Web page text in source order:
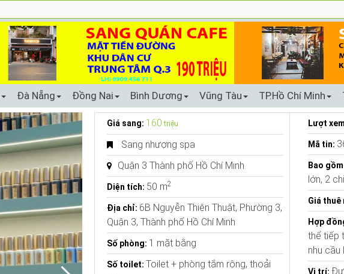
Đà Nẵng Đồng Nai Bình Dương Vũng Tàu TP.Hồ Chí Minh
Giá sang: 160 triệu
Sang nhượng spa
Quận 3 Thành phố Hồ Chí Minh
Diện tích: 50 m2
Địa chỉ: 6B Nguyễn Thiện Thuật, Phường 3,
Quận 3, Thành phố Hồ Chí Minh
Số phòng: 1 mặt bằng
Số toilet: Toilet + phòng tắm rộng, thoải
Lượt
Mã tin:
Bao
lớn, 2
Giá thuê
Hợp
thể tiếp
nhu cầu
Vị trí: